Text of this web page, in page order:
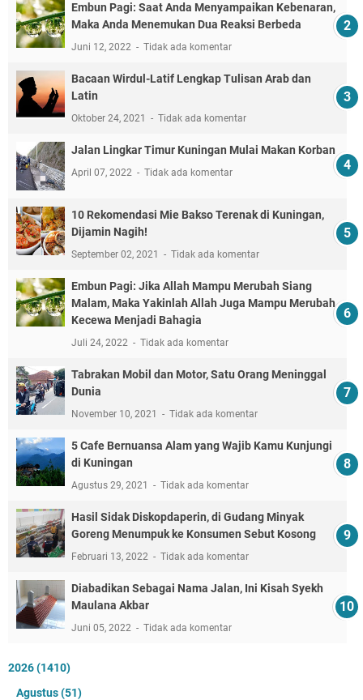
Embun Pagi: Saat Anda Menyampaikan Kebenaran,
Maka Anda Menemukan Dua Reaksi Berbeda
Juni 12, 2022 Tidak ada komentar
Bacaan Wirdul-Latif Lengkap Tulisan Arab dan
Latin
Oktober 24, 2021 Tidak ada komentar
Jalan Lingkar Timur Kuningan Mulai Makan Korban
April 07, 2022 Tidak ada komentar
10 Rekomendasi Mie Bakso Terenak di Kuningan,
Dijamin Nagih!
September 02, 2021 Tidak ada komentar
Embun Pagi: Jika Allah Mampu Merubah Siang
Malam, Maka Yakinlah Allah Juga Mampu Merubah
Kecewa Menjadi Bahagia
Juli 24, 2022 Tidak ada komentar
Tabrakan Mobil dan Motor, Satu Orang Meninggal
Dunia
November 10, 2021 Tidak ada komentar
5 Cafe Bernuansa Alam yang Wajib Kamu Kunjungi
di Kuningan
Agustus 29, 2021 Tidak ada komentar
Hasil Sidak Diskopdaperin, di Gudang Minyak
Goreng Menumpuk ke Konsumen Sebut Kosong
Februari 13, 2022 Tidak ada komentar
Diabadikan Sebagai Nama Jalan, Ini Kisah Syekh
Maulana Akbar
Juni 05, 2022 Tidak ada komentar
2026(1410)
Agustus(51)